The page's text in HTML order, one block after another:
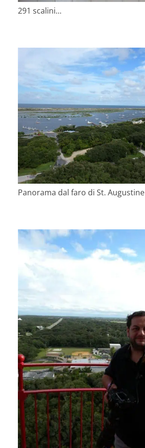
291 scalini…
Panorama dal faro di St. Augustine